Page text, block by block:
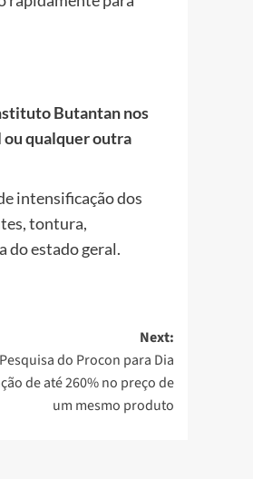
Butantan nos
qualquer outra
intensificação dos
tontura,
do estado geral.
Next:
do Procon para Dia
de até 260% no preço de
um mesmo produto